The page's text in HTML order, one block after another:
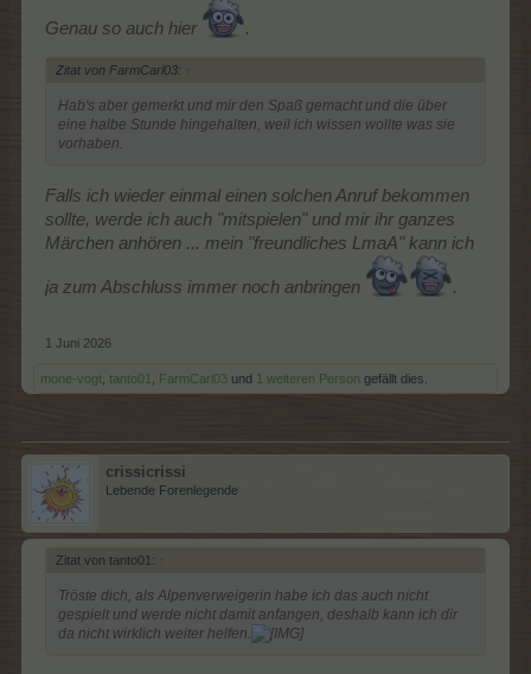
Genau so auch hier .
Zitat von FarmCarl03: ↑
Hab's aber gemerkt und mir den Spaß gemacht und die über
eine halbe Stunde hingehalten, weil ich wissen wollte was sie
vorhaben.
Falls ich wieder einmal einen solchen Anruf bekommen
sollte, werde ich auch "mitspielen" und mir ihr ganzes
Märchen anhören ... mein "freundliches LmaA" kann ich
ja zum Abschluss immer noch anbringen .
1 Juni 2026
mone-vogt tanto01 FarmCarl03 und 1 weiteren Person gefällt dies.
crissicrissi
Lebende Forenlegende
Zitat von tanto01: ↑
Tröste dich, als Alpenverweigerin habe ich das auch nicht
gespielt und werde nicht damit anfangen, deshalb kann ich dir
da nicht wirklich weiter helfen.